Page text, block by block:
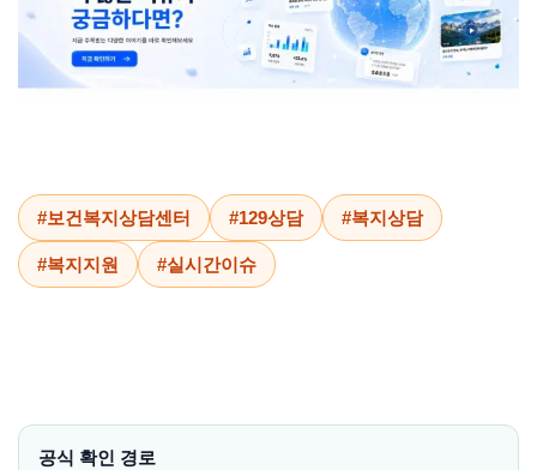
#보건복지상담센터 #129상담 #복지상담
#복지지원 #실시간이슈
공식 확인 경로